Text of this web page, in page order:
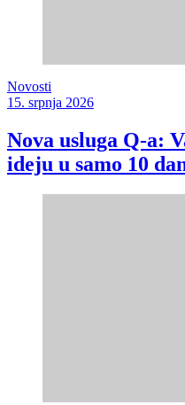
Novosti
15. srpnja 2026
Nova usluga Q-a:
ideju u samo 10